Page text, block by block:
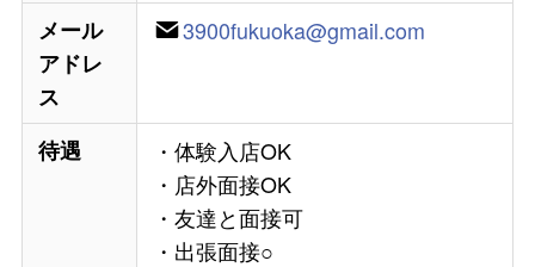
メール
アドレ
ス
3900fukuoka@gmail.com
待遇
・体験入店OK
・店外面接OK
・友達と面接可
・出張面接○